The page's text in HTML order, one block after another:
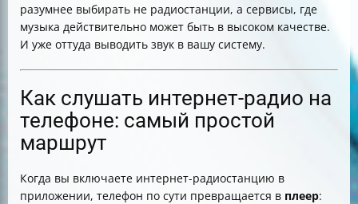
разумнее выбирать не радиостанции, а сервисы, где
музыка действительно может быть в высоком качестве.
И уже оттуда выводить звук в вашу систему.
Как слушать интернет-радио на
телефоне: самый простой
маршрут
Когда вы включаете интернет-радиостанцию в
приложении, телефон по сути превращается в плеер: